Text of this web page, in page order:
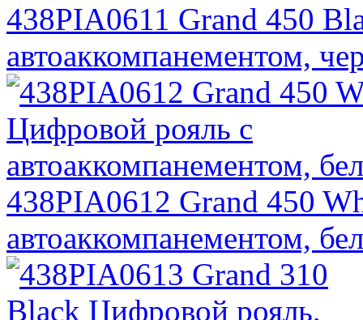
438PIA0611 Grand 450
автоаккомпанементом,
438PIA0612 Grand 450
автоаккомпанементом,